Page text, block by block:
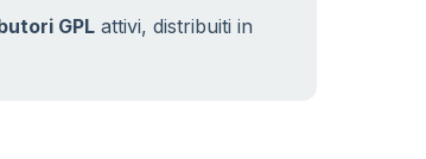
GPL attivi, distribuiti in